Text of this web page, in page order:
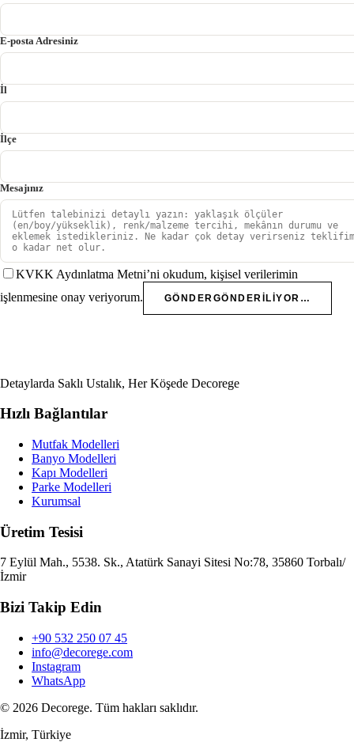
E-posta Adresiniz
İl
İlçe
Mesajınız
KVKK Aydınlatma Metni’ni okudum, kişisel verilerimin
işlenmesine onay veriyorum.
GÖNDER GÖNDERILIYOR…
Detaylarda Saklı Ustalık, Her Köşede Decorege
Hızlı Bağlantılar
Mutfak Modelleri
Banyo Modelleri
Kapı Modelleri
Parke Modelleri
Kurumsal
Üretim Tesisi
7 Eylül Mah., 5538. Sk., Atatürk Sanayi Sitesi No:78, 35860 Torbalı/
İzmir
Bizi Takip Edin
+90 532 250 07 45
info@decorege.com
Instagram
WhatsApp
© 2026 Decorege. Tüm hakları saklıdır.
İzmir, Türkiye